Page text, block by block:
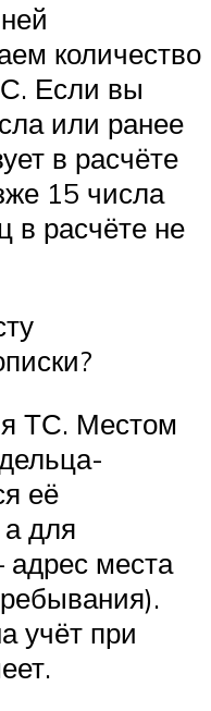
количество
Если вы
или ранее
в расчёте
15 числа
в расчёте не
ТС. Местом
её
для
места
учёт при